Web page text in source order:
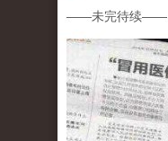
——未完待续——